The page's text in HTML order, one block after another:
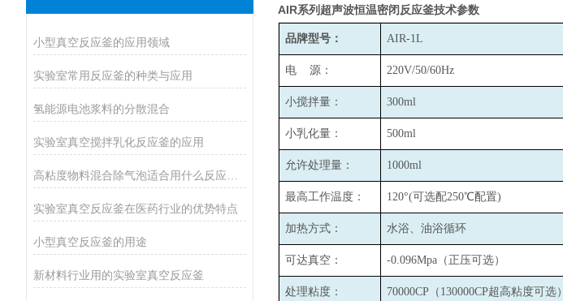
小型真空反应釜的应用领域
实验室常用反应釜的种类与应用
氢能源电池浆料的分散混合
实验室真空搅拌乳化反应釜的应用
实验室真空反应釜在医药行业的优势特点
小型真空反应釜的用途
新材料行业用的实验室真空反应釜
AIR系列超声波恒温密闭反应釜技术参数
品牌型号： AIR-1L
电 源： 220V/50/60Hz
小搅拌量： 300ml
小乳化量： 500ml
允许处理量： 1000ml
最高工作温度： 120°(可选配250℃配置)
加热方式： 水浴、油浴循环
可达真空： -0.096Mpa （正压可选）
处理粘度： 70000CP （130000CP超高粘度可选）